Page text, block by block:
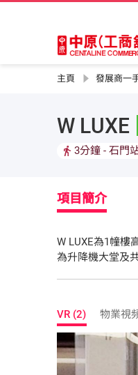
主頁 發展商一
W LUXE
3分鐘 - 石門
項目簡介
W LUXE為1幢樓
VR (2) 物業視